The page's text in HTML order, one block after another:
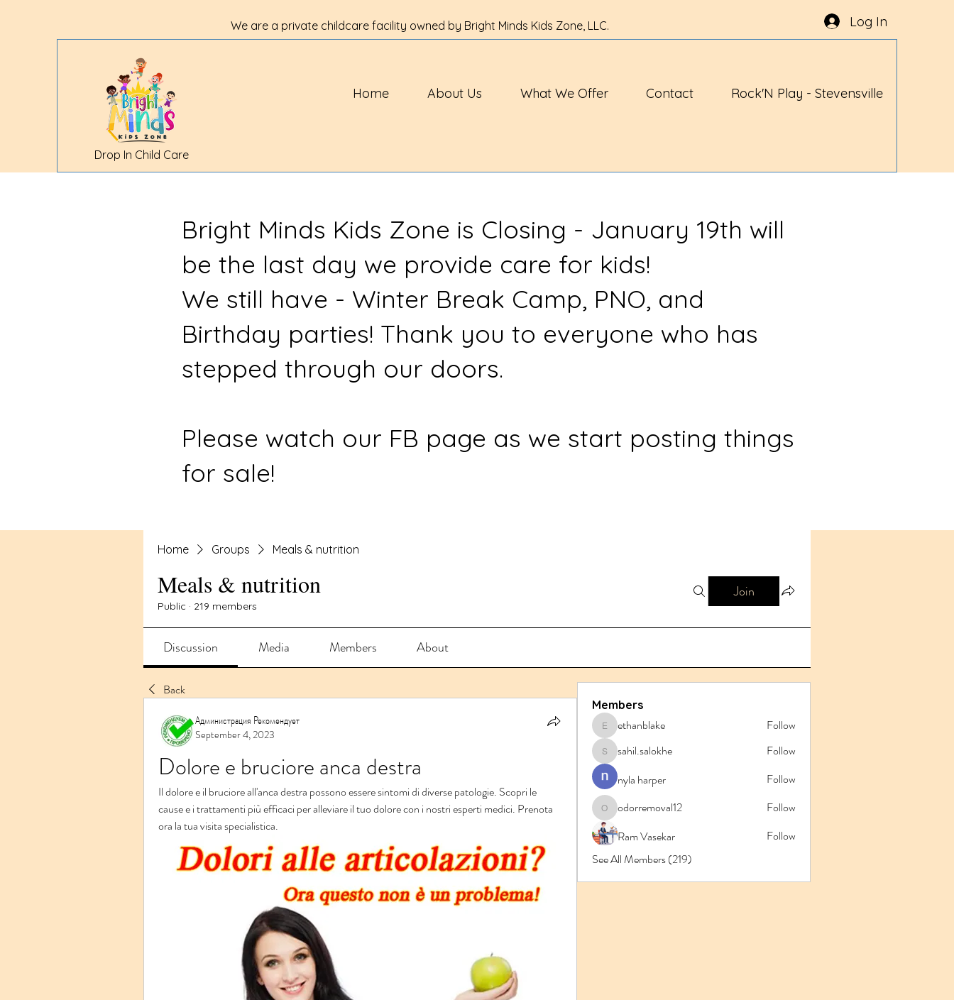
Log In
We are a private childcare facility owned by Bright Minds Kids Zone, LLC.
Drop In Child Care
Home About Us What We Offer Contact Rock'N Play - Stevensville
Bright Minds Kids Zone is Closing - January 19th will
be the last day we provide care for kids!
We still have - Winter Break Camp, PNO, and
Birthday parties! Thank you to everyone who has
stepped through our doors.
Please watch our FB page as we start posting things
for sale!
Home Groups Meals & nutrition
Meals & nutrition
Public · 219 members
Join
Discussion Media Members About
Back
Администрация Рекомендует
September 4, 2023
Dolore e bruciore anca destra
Il dolore e il bruciore all'anca destra possono essere sintomi di diverse patologie. Scopri le
cause e i trattamenti più efficaci per alleviare il tuo dolore con i nostri esperti medici. Prenota
ora la tua visita specialistica.
Members
ethanblake
ethanblake Follow
sahil.salokhe
sahil.salokhe
Follow
nyla harper
Follow
odorremoval12
odorremoval12
Follow
Ram Vasekar
Follow
See All Members (219)